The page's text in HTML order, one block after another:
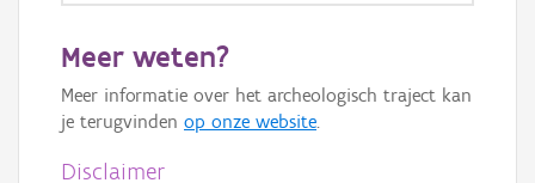
Meer weten?
Meer informatie over het archeologisch traject kan
je terugvinden op onze website.
Disclaimer